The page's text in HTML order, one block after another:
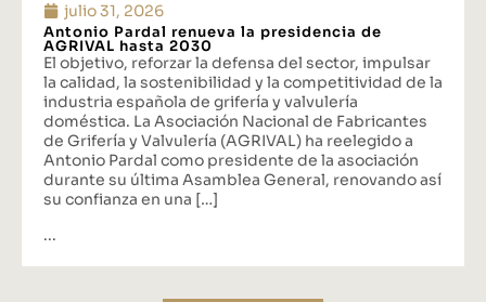
julio 31, 2026
Antonio Pardal renueva la presidencia de
AGRIVAL hasta 2030
El objetivo, reforzar la defensa del sector, impulsar
la calidad, la sostenibilidad y la competitividad de la
industria española de grifería y valvulería
doméstica. La Asociación Nacional de Fabricantes
de Grifería y Valvulería (AGRIVAL) ha reelegido a
Antonio Pardal como presidente de la asociación
durante su última Asamblea General, renovando así
su confianza en una […]
...